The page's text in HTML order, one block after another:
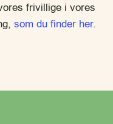
frivillige i vores
som du finder her.